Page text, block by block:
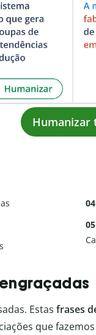
Humanizar
Estas frases
que